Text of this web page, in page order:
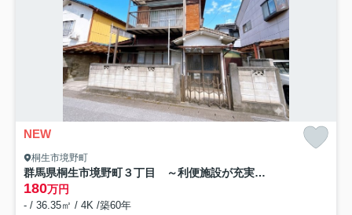
NEW
桐生市境野町
群馬県桐生市境野町３丁目 ～利便施設が充実！水と緑に恵まれた、穏やかな平坦地の住宅街。～
180万円
- / 36.35㎡ / 4K /築60年